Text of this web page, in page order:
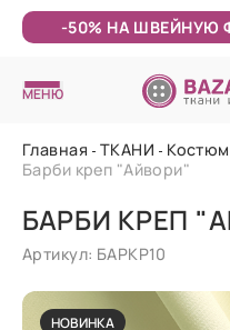
-50% НА ШВЕЙНУЮ
МЕНЮ
Главная ТКАНИ
Барби креп "Айвори"
БАРБИ КРЕП
Артикул: БАРКР10
НОВИНКА